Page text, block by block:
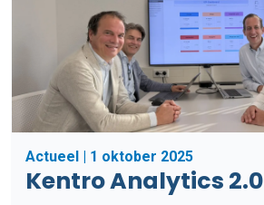
Actueel | 1 oktober 2025
Kentro Analytics 2.0